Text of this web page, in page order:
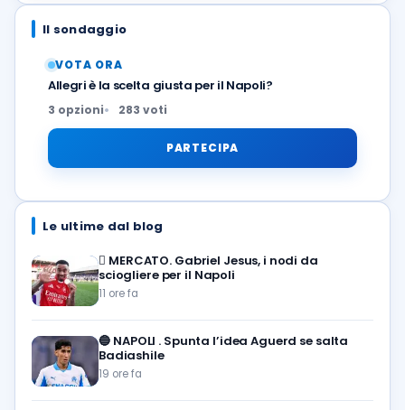
Il sondaggio
VOTA ORA
Allegri è la scelta giusta per il Napoli?
3 opzioni 283 voti
PARTECIPA
Le ultime dal blog
🪎 MERCATO. Gabriel Jesus, i nodi da
sciogliere per il Napoli
11 ore fa
🔵 NAPOLI . Spunta l’idea Aguerd se salta
Badiashile
19 ore fa